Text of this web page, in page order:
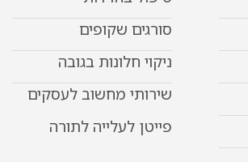
סורגים שקופים
ניקוי חלונות בגובה
שירותי מחשוב לעסקים
פייטן לעלייה לתורה